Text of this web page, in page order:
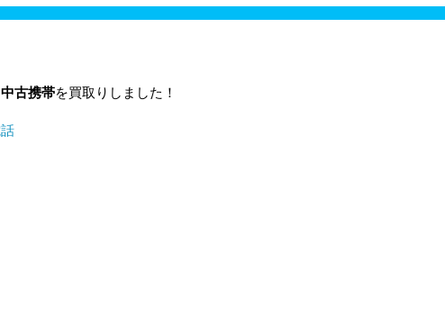
中古携帯を買取りしました！